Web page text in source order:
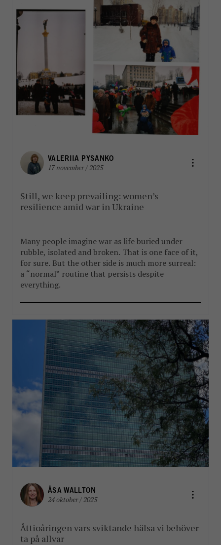
VALERIIA PYSANKO
17 november / 2025
Still, we keep prevailing: women’s
resilience amid war in Ukraine
Many people imagine war as life buried under
rubble, isolated and broken. That is one face of it,
for sure. But the other side is much more surreal:
a “normal” routine that persists despite
everything.
ÅSA WALLTON
24 oktober / 2025
Åttioåringen vars sviktande hälsa vi behöver
ta på allvar